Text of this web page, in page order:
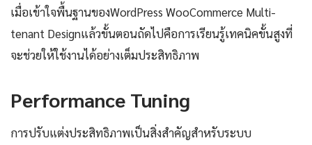
เมื่อเข้าใจพื้นฐานของWordPress WooCommerce Multi-
tenant Designแล้วขั้นตอนถัดไปคือการเรียนรู้เทคนิคขั้นสูงที่
จะช่วยให้ใช้งานได้อย่างเต็มประสิทธิภาพ
Performance Tuning
การปรับแต่งประสิทธิภาพเป็นสิ่งสำคัญสำหรับระบบ